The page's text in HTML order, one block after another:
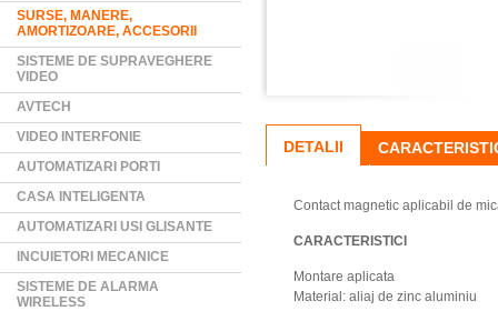
SURSE, MANERE,
AMORTIZOARE, ACCESORII
SISTEME DE SUPRAVEGHERE
VIDEO
AVTECH
VIDEO INTERFONIE
AUTOMATIZARI PORTI
CASA INTELIGENTA
AUTOMATIZARI USI GLISANTE
INCUIETORI MECANICE
SISTEME DE ALARMA
WIRELESS
DETALII
Contact magnetic aplicabil de
CARACTERISTICI
Montare aplicata
Material: aliaj de zinc aluminiu